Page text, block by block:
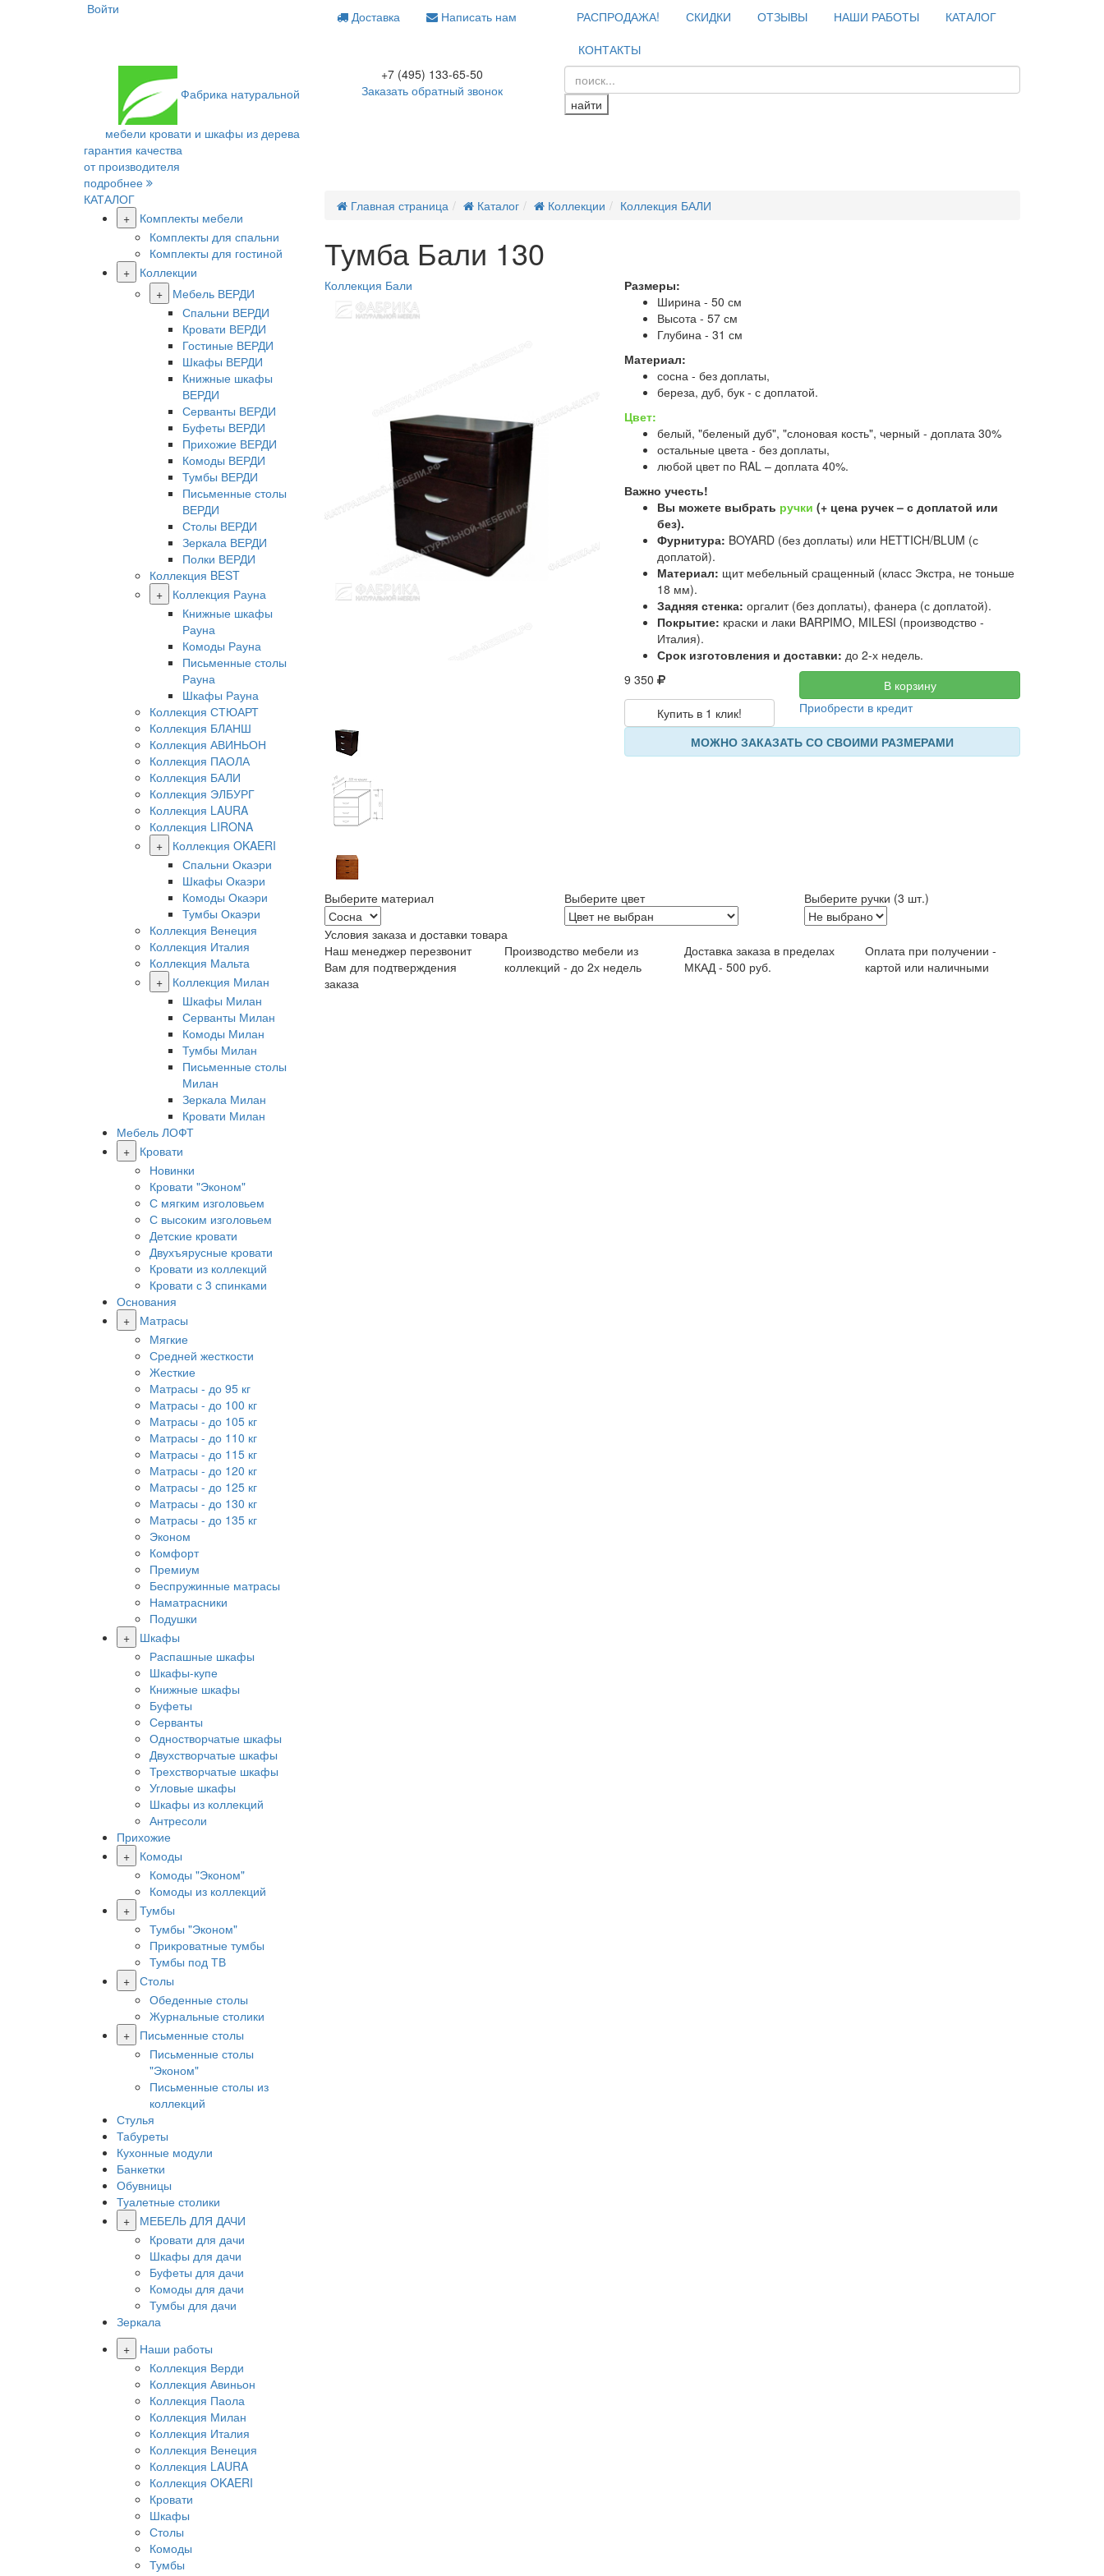
Войти Доставка Написать нам РАСПРОДАЖА! СКИДКИ ОТЗЫВЫ НАШИ РАБОТЫ
КАТАЛОГ
КОНТАКТЫ
Фабрика натуральной
мебели кровати и шкафы из дерева
+7 (495) 133-65-50
Заказать обратный звонок
найти
гарантия качества
от производителя
подробнее
КАТАЛОГ
+
Комплекты мебели
Комплекты для спальни
Комплекты для гостиной
+
Коллекции
+
Мебель ВЕРДИ
Спальни ВЕРДИ
Кровати ВЕРДИ
Гостиные ВЕРДИ
Шкафы ВЕРДИ
Книжные шкафы
ВЕРДИ
Серванты ВЕРДИ
Буфеты ВЕРДИ
Прихожие ВЕРДИ
Комоды ВЕРДИ
Тумбы ВЕРДИ
Письменные столы
ВЕРДИ
Столы ВЕРДИ
Зеркала ВЕРДИ
Полки ВЕРДИ
Коллекция BEST
+
Коллекция Рауна
Книжные шкафы
Рауна
Комоды Рауна
Письменные столы
Рауна
Шкафы Рауна
Коллекция СТЮАРТ
Коллекция БЛАНШ
Коллекция АВИНЬОН
Коллекция ПАОЛА
Коллекция БАЛИ
Коллекция ЭЛБУРГ
Коллекция LAURA
Коллекция LIRONA
+
Коллекция OKAERI
Спальни Окаэри
Шкафы Окаэри
Комоды Окаэри
Тумбы Окаэри
Коллекция Венеция
Коллекция Италия
Коллекция Мальта
+
Коллекция Милан
Шкафы Милан
Серванты Милан
Комоды Милан
Тумбы Милан
Письменные столы
Милан
Зеркала Милан
Кровати Милан
Мебель ЛОФТ
+
Кровати
Новинки
Кровати "Эконом"
С мягким изголовьем
С высоким изголовьем
Детские кровати
Двухъярусные кровати
Кровати из коллекций
Кровати с 3 спинками
Основания
+
Матрасы
Мягкие
Средней жесткости
Жесткие
Матрасы - до 95 кг
Матрасы - до 100 кг
Матрасы - до 105 кг
Матрасы - до 110 кг
Матрасы - до 115 кг
Матрасы - до 120 кг
Матрасы - до 125 кг
Матрасы - до 130 кг
Матрасы - до 135 кг
Эконом
Комфорт
Премиум
Беспружинные матрасы
Наматрасники
Подушки
+
Шкафы
Распашные шкафы
Шкафы-купе
Книжные шкафы
Буфеты
Серванты
Одностворчатые шкафы
Двухстворчатые шкафы
Трехстворчатые шкафы
Угловые шкафы
Шкафы из коллекций
Антресоли
Прихожие
+
Комоды
Комоды "Эконом"
Комоды из коллекций
+ Тумбы
Тумбы "Эконом"
Прикроватные тумбы
Тумбы под ТВ
+ Столы
Обеденные столы
Журнальные столики
+
Письменные столы
Письменные столы
"Эконом"
Письменные столы из
коллекций
Стулья
Табуреты
Кухонные модули
Банкетки
Обувницы
Туалетные столики
+
МЕБЕЛЬ ДЛЯ ДАЧИ
Кровати для дачи
Шкафы для дачи
Буфеты для дачи
Комоды для дачи
Тумбы для дачи
Зеркала
+
Наши работы
Коллекция Верди
Коллекция Авиньон
Коллекция Паола
Коллекция Милан
Коллекция Италия
Коллекция Венеция
Коллекция LAURA
Коллекция OKAERI
Кровати
Шкафы
Столы
Комоды
Тумбы
Главная страница Каталог Коллекции Коллекция БАЛИ
Тумба Бали 130
Коллекция Бали
Размеры:
Ширина - 50 см
Высота - 57 см
Глубина - 31 см
Материал:
сосна - без доплаты,
береза, дуб, бук - с доплатой.
Цвет:
белый, "беленый дуб", "слоновая кость", черный - доплата 30%
остальные цвета - без доплаты,
любой цвет по RAL – доплата 40%.
Важно учесть!
Вы можете выбрать ручки (+ цена ручек – с доплатой или
без).
Фурнитура: BOYARD (без доплаты) или HETTICH/BLUM (с
доплатой).
Материал: щит мебельный сращенный (класс Экстра, не тоньше
18 мм).
Задняя стенка: оргалит (без доплаты), фанера (с доплатой).
Покрытие: краски и лаки BARPIMO, MILESI (производство -
Италия).
Срок изготовления и доставки: до 2-х недель.
9 350
В корзину
Купить в 1 клик!
Приобрести в кредит
МОЖНО ЗАКАЗАТЬ СО СВОИМИ РАЗМЕРАМИ
Выберите материал Выберите цвет Выберите ручки (3 шт.)
Условия заказа и доставки товара
Наш менеджер перезвонит
Вам для подтверждения
заказа
Производство мебели из
коллекций - до 2х недель
Доставка заказа в пределах
МКАД - 500 руб.
Оплата при получении -
картой или наличными